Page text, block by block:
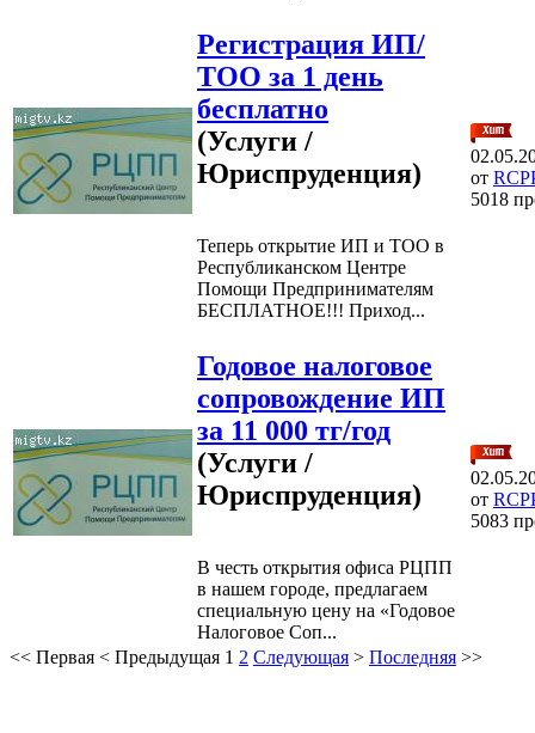
Регистрация ИП/
ТОО за 1 день
бесплатно
(Услуги /
Юриспруденция)
Теперь открытие ИП и ТОО в
Республиканском Центре
Помощи Предпринимателям
БЕСПЛАТНОЕ!!! Приход...
от
5018
Годовое налоговое
сопровождение ИП
за 11 000 тг/год
(Услуги /
Юриспруденция)
В честь открытия офиса РЦПП
в нашем городе, предлагаем
специальную цену на «Годовое
Налоговое Соп...
от
5083
<< Первая < Предыдущая 1 2 Следующая > Последняя >>